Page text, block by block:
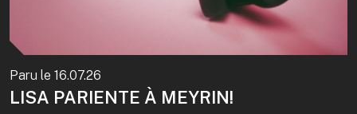
Paru le 16.07.26
LISA PARIENTE À MEYRIN!